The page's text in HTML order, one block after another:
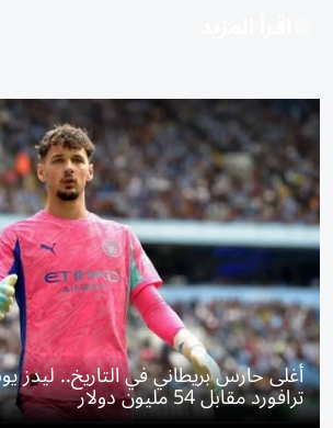
أغلى حارس بريطاني في التاريخ.. ليدز
ترافورد مقابل 54 مليون دولار